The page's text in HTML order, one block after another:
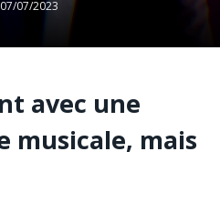
07/07/2023
avec une
musicale, mais